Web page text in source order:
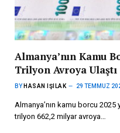
Almanya’nın Kamu
Trilyon Avroya Ulaştı
BY HASAN IŞILAK 29 TEMMUZ
Almanya’nın kamu borcu
trilyon 662,2 milyar avroya…